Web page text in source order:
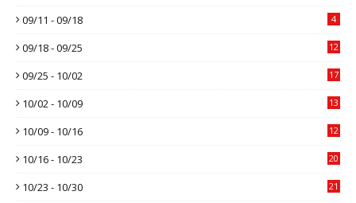
09/11 - 09/18 4
09/18 - 09/25 12
09/25 - 10/02 17
10/02 - 10/09 13
10/09 - 10/16 12
10/16 - 10/23 20
10/23 - 10/30 21